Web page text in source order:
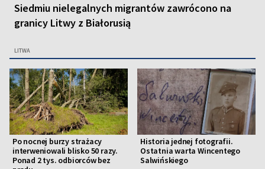
Siedmiu nielegalnych migrantów zawrócono na
granicy Litwy z Białorusią
LITWA
Po nocnej burzy strażacy
interweniowali blisko 50 razy.
Ponad 2 tys. odbiorców bez
Historia jednej fotografii.
Ostatnia warta Wincentego
Salwińskiego